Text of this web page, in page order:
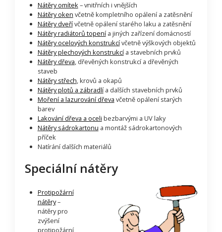
Nátěry omítek– vnitřních i vnějších
Nátěry oken včetně kompletního opálení a zatěsnění
Nátěry dveřívčetně opálení starého laku a zatěsnění
Nátěry radiátorů topenía jiných zařízení domácností
Nátěry ocelových konstrukcívčetně výškových objektů
Nátěry plechových konstrukcía stavebních prvků
Nátěry dřeva, dřevěných konstrukcí a dřevěných
staveb
Nátěry střech, krovů a okapů
Nátěry plotů a zábradlía dalších stavebních prvků
Moření a lazurování dřeva včetně opálení starých
barev
Lakování dřeva a oceli bezbarvými a UV laky
Nátěry sádrokartonu a montáž sádrokartonových
příček
Natírání dalších materiálů
Speciální nátěry
Protipožární
nátěry–
nátěry pro
zvýšení
protipožární